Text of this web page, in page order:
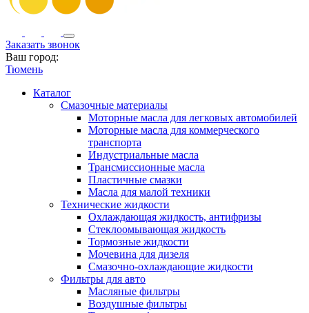
Заказать звонок
Ваш город:
Тюмень
Каталог
Смазочные материалы
Моторные масла для легковых автомобилей
Моторные масла для коммерческого
транспорта
Индустриальные масла
Трансмиссионные масла
Пластичные смазки
Масла для малой техники
Технические жидкости
Охлаждающая жидкость, антифризы
Стеклоомывающая жидкость
Тормозные жидкости
Мочевина для дизеля
Смазочно-охлаждающие жидкости
Фильтры для авто
Масляные фильтры
Воздушные фильтры